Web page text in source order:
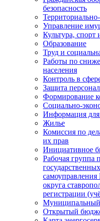
безопасность
Управление
Культура,
Образование
Труд и
Работы по
населения
Контроль в
Защита
Формирование
Социально-
Информация
Жилье
Комиссия по
их прав
Инициативное
Рабочая группа
округа
регистрации
Муниципальный
Открытый